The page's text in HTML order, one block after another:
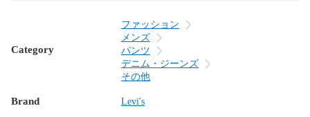
Category
ファッション
メンズ
パンツ
デニム・ジーンズ
その他
Brand Levi's